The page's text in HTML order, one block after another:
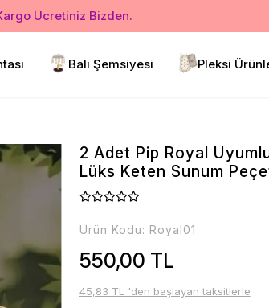
Ücretiniz Bizden.
Bali Şemsiyesi Pleksi
2 Adet Pip Royal
Lüks Keten Sunum
Ürün Kodu: Royal01
550,00 TL
45,83 TL 'den başlayan taksitlerle